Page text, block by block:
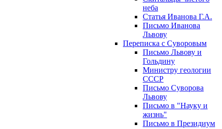
неба
Статья Иванова Г.А.
Письмо Иванова
Львову
Переписка с Суворовым
Письмо Львову и
Гольдину
Министру геологии
СССР
Письмо Суворова
Львову
Письмо в "Науку и
жизнь"
Письмо в Президиум